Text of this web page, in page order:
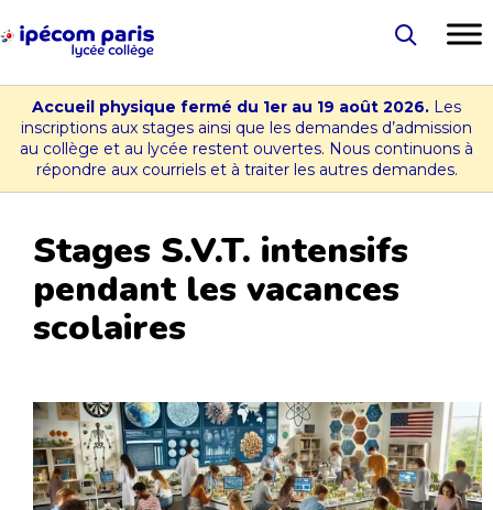
au
Collège
Ipécom
Paris
Accueil physique fermé du 1er au 19 août 2026. Les
inscriptions aux stages ainsi que les demandes d’admission
au collège et au lycée restent ouvertes. Nous continuons à
répondre aux courriels et à traiter les autres demandes.
Stages S.V.T. intensifs
pendant les vacances
scolaires